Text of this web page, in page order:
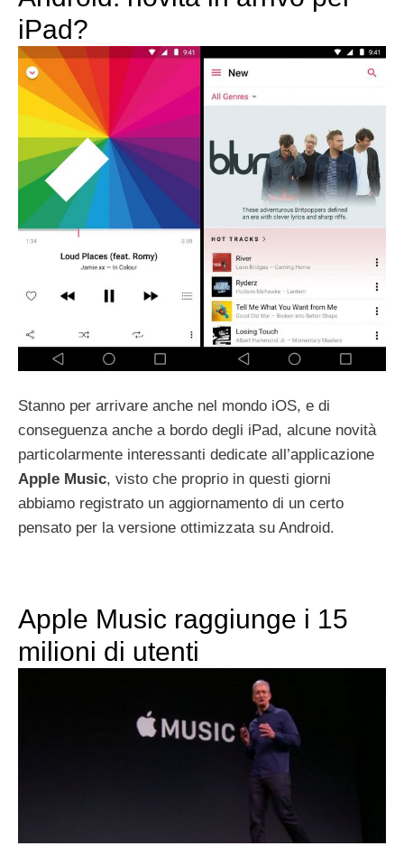
iPad?
Stanno per arrivare anche nel mondo iOS, e di
conseguenza anche a bordo degli iPad, alcune novità
particolarmente interessanti dedicate all’applicazione
Apple Music, visto che proprio in questi giorni
abbiamo registrato un aggiornamento di un certo
pensato per la versione ottimizzata su Android.
Apple Music raggiunge i 15
milioni di utenti